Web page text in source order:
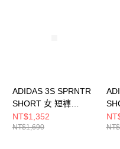
ADIDAS 3S SPRNTR
SHORT 女 短褲
KE7999
NT$1,352
NT$1,690